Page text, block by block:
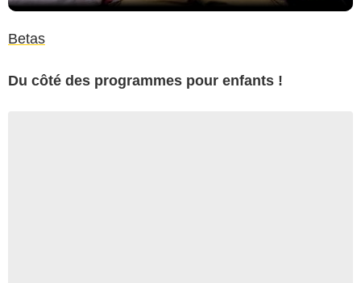
Betas
Du côté des programmes pour enfants !